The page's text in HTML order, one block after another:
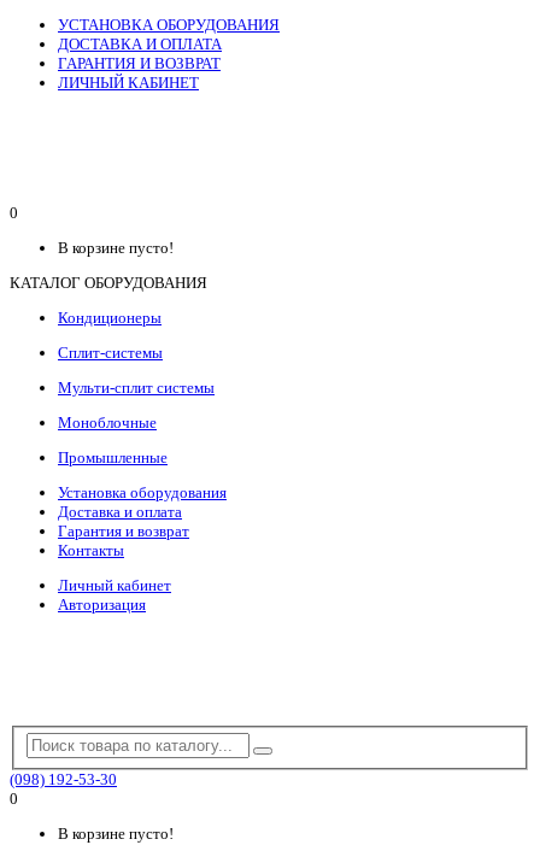
УСТАНОВКА ОБОРУДОВАНИЯ
ДОСТАВКА И ОПЛАТА
ГАРАНТИЯ И ВОЗВРАТ
ЛИЧНЫЙ КАБИНЕТ
0
В корзине пусто!
КАТАЛОГ ОБОРУДОВАНИЯ
Кондиционеры
Сплит-системы
Мульти-сплит системы
Моноблочные
Промышленные
Установка оборудования
Доставка и оплата
Гарантия и возврат
Контакты
Личный кабинет
Авторизация
(098) 192-53-30
0
В корзине пусто!